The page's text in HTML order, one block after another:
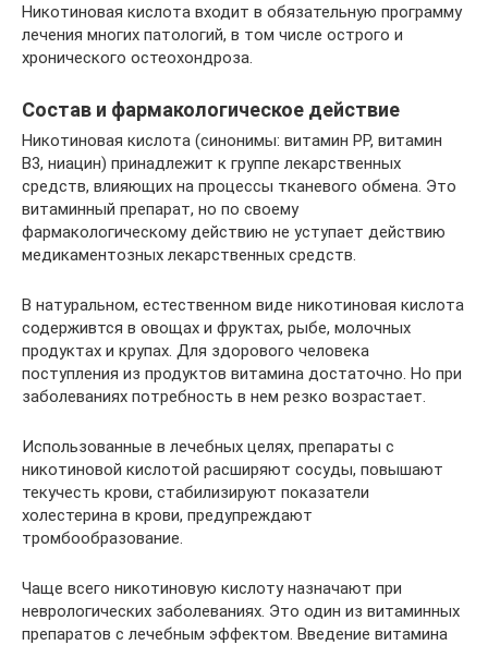
Никотиновая кислота входит в обязательную программу
лечения многих патологий, в том числе острого и
хронического остеохондроза.
Состав и фармакологическое действие
Никотиновая кислота (синонимы: витамин РР, витамин
В3, ниацин) принадлежит к группе лекарственных
средств, влияющих на процессы тканевого обмена. Это
витаминный препарат, но по своему
фармакологическому действию не уступает действию
медикаментозных лекарственных средств.
В натуральном, естественном виде никотиновая кислота
содерживтся в овощах и фруктах, рыбе, молочных
продуктах и крупах. Для здорового человека
поступления из продуктов витамина достаточно. Но при
заболеваниях потребность в нем резко возрастает.
Использованные в лечебных целях, препараты с
никотиновой кислотой расширяют сосуды, повышают
текучесть крови, стабилизируют показатели
холестерина в крови, предупреждают
тромбообразование.
Чаще всего никотиновую кислоту назначают при
неврологических заболеваниях. Это один из витаминных
препаратов с лечебным эффектом. Введение витамина